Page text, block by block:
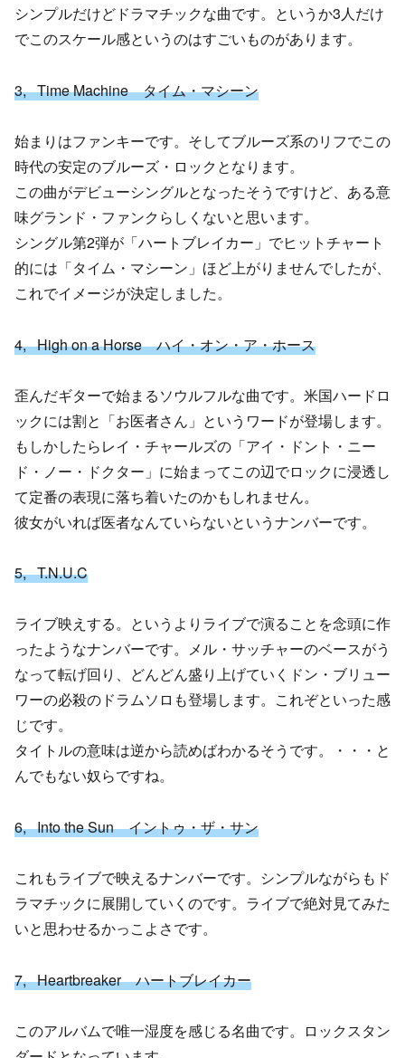
シンプルだけどドラマチックな曲です。というか3人だけ
でこのスケール感というのはすごいものがあります。
3, Time Machine タイム・マシーン
始まりはファンキーです。そしてブルーズ系のリフでこの
時代の安定のブルーズ・ロックとなります。
この曲がデビューシングルとなったそうですけど、ある意
味グランド・ファンクらしくないと思います。
シングル第2弾が「ハートブレイカー」でヒットチャート
的には「タイム・マシーン」ほど上がりませんでしたが、
これでイメージが決定しました。
4, High on a Horse ハイ・オン・ア・ホース
歪んだギターで始まるソウルフルな曲です。米国ハードロ
ックには割と「お医者さん」というワードが登場します。
もしかしたらレイ・チャールズの「アイ・ドント・ニー
ド・ノー・ドクター」に始まってこの辺でロックに浸透し
て定番の表現に落ち着いたのかもしれません。
彼女がいれば医者なんていらないというナンバーです。
5, T.N.U.C
ライブ映えする。というよりライブで演ることを念頭に作
ったようなナンバーです。メル・サッチャーのベースがう
なって転げ回り、どんどん盛り上げていくドン・ブリュー
ワーの必殺のドラムソロも登場します。これぞといった感
じです。
タイトルの意味は逆から読めばわかるそうです。・・・と
んでもない奴らですね。
6, Into the Sun イントゥ・ザ・サン
これもライブで映えるナンバーです。シンプルながらもド
ラマチックに展開していくのです。ライブで絶対見てみた
いと思わせるかっこよさです。
7, Heartbreaker ハートブレイカー
このアルバムで唯一湿度を感じる名曲です。ロックスタン